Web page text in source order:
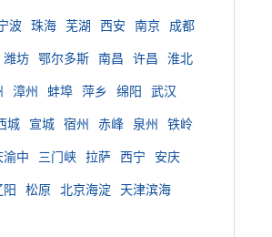
波 珠海 芜湖 西安 南京 成都
潍坊 鄂尔多斯 南昌 许昌 淮北
漳州 蚌埠 萍乡 绵阳 武汉
城 宣城 宿州 赤峰 泉州 铁岭
渝中 三门峡 拉萨 西宁 安庆
阳 松原 北京海淀 天津滨海